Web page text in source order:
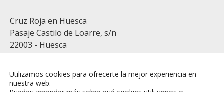
Cruz Roja en Huesca
Pasaje Castilo de Loarre, s/n
22003 - Huesca
huesca@cruzroja.es
Utilizamos cookies para ofrecerte la mejor experiencia en
nuestra web.